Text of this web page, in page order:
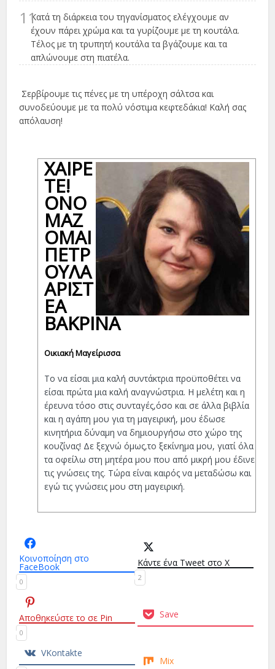
11Κατά τη διάρκεια του τηγανίσματος ελέγχουμε αν
έχουν πάρει χρώμα και τα γυρίζουμε με τη κουτάλα.
Τέλος με τη τρυπητή κουτάλα τα βγάζουμε και τα
απλώνουμε στη πιατέλα.
Σερβίρουμε τις πένες με τη υπέροχη σάλτσα και
συνοδεύουμε με τα πολύ νόστιμα κεφτεδάκια! Καλή σας
απόλαυση!
ΧΑΊΡΕ
ΤΕ!
ΟΝΟ
ΜΆΖ
ΟΜΑΙ
ΠΕΤΡ
ΟΎΛΑ
ΑΡΙΣΤ
ΈΑ
ΒΆΚΡΙΝΑ
Οικιακή Μαγείρισσα
Το να είσαι μια καλή συντάκτρια προϋποθέτει να
είσαι πρώτα μια καλή αναγνώστρια. Η μελέτη και η
έρευνα τόσο στις συνταγές,όσο και σε άλλα βιβλία
και η αγάπη μου για τη μαγειρική, μου έδωσε
κινητήρια δύναμη να δημιουργήσω στο χώρο της
κουζίνας! Δε ξεχνώ όμως,το ξεκίνημα μου, γιατί όλα
τα οφείλω στη μητέρα μου που από μικρή μου έδινε
τις γνώσεις της. Τώρα είναι καιρός να μεταδώσω και
εγώ τις γνώσεις μου στη μαγειρική.
Κοινοποίηση στο
FaceBook
0
Κάντε ένα Tweet στο X
2
Αποθηκεύστε το σε Pin
0
Save
VKontakte
Mix